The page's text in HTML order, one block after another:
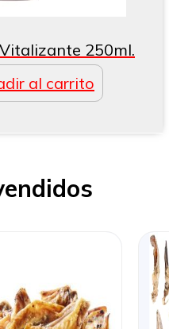
250ml.
al carrito